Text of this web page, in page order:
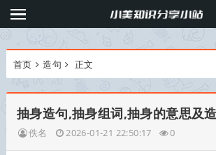
首页 造句 正文
抽身造句,抽身组词,抽身的意思及
佚名 2026-01-21 22:50:17 0